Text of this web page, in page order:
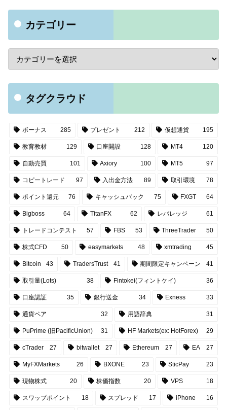
カテゴリー
タグクラウド
ボーナス 285 プレゼント 212 仮想通貨 195
教育教材 129 口座開設 128 MT4 120
自動売買 101 Axiory 100 MT5 97
コピートレード 97 入出金方法 89 取引環境 78
ポイント還元 76 キャッシュバック 75 FXGT 64
Bigboss 64 TitanFX 62 レバレッジ 61
トレードコンテスト 57 FBS 53 ThreeTrader 50
株式CFD 50 easymarkets 48 xmtrading 45
Bitcoin 43 TradersTrust 41 期間限定キャンペーン 41
取引量(Lots) 38 Fintokei(フィントケイ) 36
口座認証 35 銀行送金 34 Exness 33
通貨ペア 32 用語辞典 31
PuPrime (旧PacificUnion) 31 HF Markets(ex: HotForex) 29
cTrader 27 bitwallet 27 Ethereum 27 EA 27
MyFXMarkets 26 BXONE 23 SticPay 23
現物株式 20 株価指数 20 VPS 18
スワップポイント 18 スプレッド 17 iPhone 16